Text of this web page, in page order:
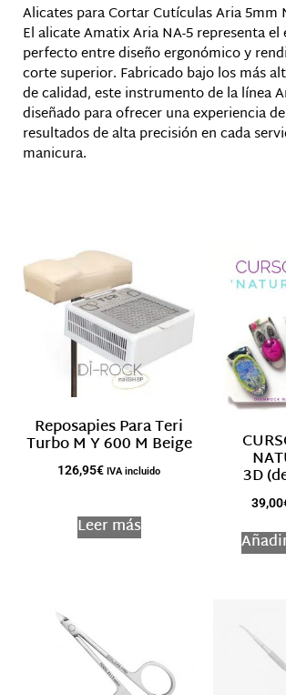
Alicates para Cortar Cutículas Aria 5mm
El alicate Amatix Aria NA-5 representa
perfecto entre diseño ergonómico y
corte superior. Fabricado bajo los más
de calidad, este instrumento de la línea
diseñado para ofrecer una experiencia
resultados de alta precisión en cada
manicura.
Reposapies Para Teri
Turbo M Y 600 M Beige
126,95€ IVA incluido
Leer más
3D
39,00